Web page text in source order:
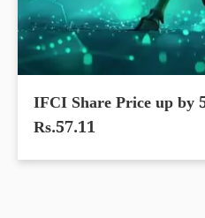
IFCI Share Price up by
Rs.57.11